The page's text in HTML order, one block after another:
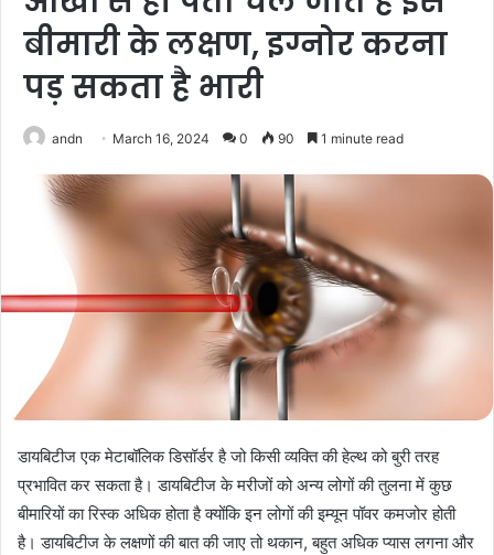
बीमारी के लक्षण, इग्नोर करना
पड़ सकता है भारी
andn March 16, 2024 0 90 1 minute read
डायबिटीज एक मेटाबॉलिक डिसॉर्डर है जो किसी व्यक्ति की हेल्थ को बुरी तरह
प्रभावित कर सकता है। डायबिटीज के मरीजों को अन्य लोगों की तुलना में कुछ
बीमारियों का रिस्क अधिक होता है क्योंकि इन लोगों की इम्यून पॉवर कमजोर होती
है। डायबिटीज के लक्षणों की बात की जाए तो थकान, बहुत अधिक प्यास लगना और